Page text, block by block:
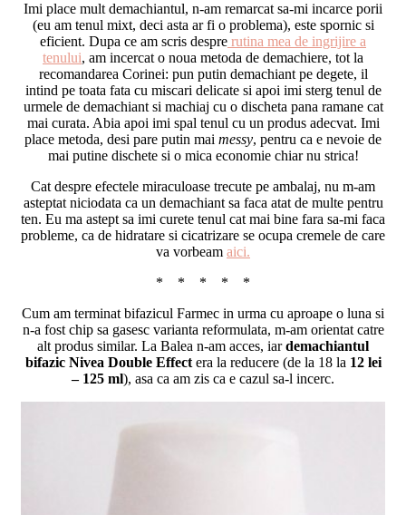
Imi place mult demachiantul, n-am remarcat sa-mi incarce porii
(eu am tenul mixt, deci asta ar fi o problema), este spornic si
eficient. Dupa ce am scris despre rutina mea de ingrijire a
tenului, am incercat o noua metoda de demachiere, tot la
recomandarea Corinei: pun putin demachiant pe degete, il
intind pe toata fata cu miscari delicate si apoi imi sterg tenul de
urmele de demachiant si machiaj cu o discheta pana ramane cat
mai curata. Abia apoi imi spal tenul cu un produs adecvat. Imi
place metoda, desi pare putin mai messy, pentru ca e nevoie de
mai putine dischete si o mica economie chiar nu strica!
Cat despre efectele miraculoase trecute pe ambalaj, nu m-am
asteptat niciodata ca un demachiant sa faca atat de multe pentru
ten. Eu ma astept sa imi curete tenul cat mai bine fara sa-mi faca
probleme, ca de hidratare si cicatrizare se ocupa cremele de care
va vorbeam aici.
* * * * *
Cum am terminat bifazicul Farmec in urma cu aproape o luna si
n-a fost chip sa gasesc varianta reformulata, m-am orientat catre
alt produs similar. La Balea n-am acces, iardemachiantul
bifazic Nivea Double Effectera la reducere (de la 18 la 12 lei
– 125 ml), asa ca am zis ca e cazul sa-l incerc.